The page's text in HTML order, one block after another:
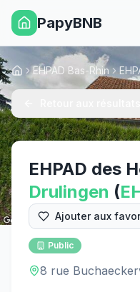
PapyBNB
AccueilEHPAD Bas-Rhin
EHPAD des
Drulingen (
Ajouter aux
Public
8 rue